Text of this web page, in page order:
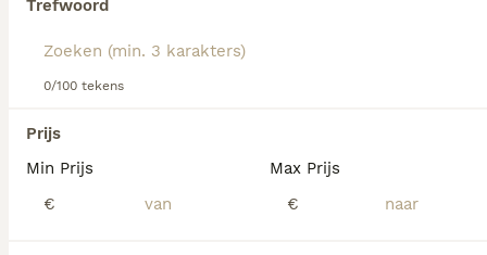
Trefwoord
0/100 tekens
Prijs
Min Prijs
€
Max Prijs
€
Lees onzeGrote Münsterländer adviespagina
We hebben 0 Grote Münsterländer Pups te
Als je toekomstige resultaten wil zien voor deze
exacte zoekopdracht, sla dan je zoekopdracht op en
vind jouw perfecte hond:
Zoekopdracht bewaren